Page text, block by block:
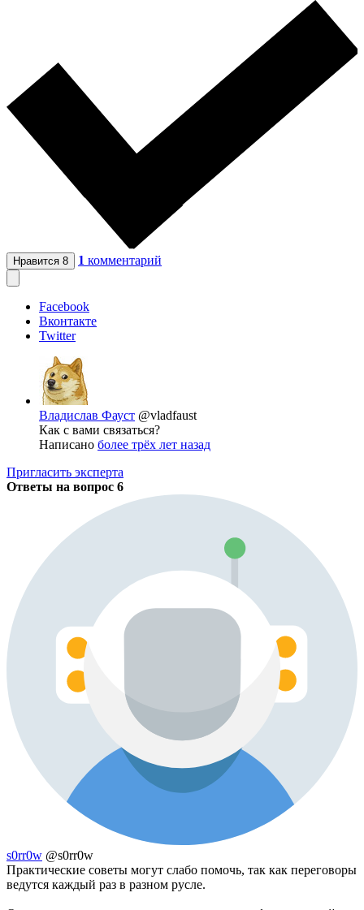
Нравится 8 1 комментарий
Facebook
Вконтакте
Twitter
Владислав Фауст @vladfaust
Как с вами связаться?
Написано более трёх лет назад
Пригласить эксперта
Ответы на вопрос 6
s0rr0w @s0rr0w
Практические советы могут слабо помочь, так как переговоры
ведутся каждый раз в разном русле.